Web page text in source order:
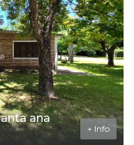
ana
+ Info